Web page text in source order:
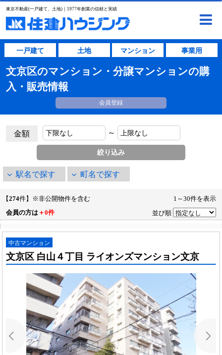
東京不動産(一戸建て、土地)｜1977年創業の信頼と実績
一戸建て 土地 マンション 事業用
文京区のマンション・分譲マンションの購
入・販売情報
会員登録
金額 ～
駅名で探す 町名で探す
【274件】※非公開物件を含む
1～30件を表示
会員の方は ＋0件 並び順
中古マンション
文京区 白山４丁目 ライオンズマンション文京